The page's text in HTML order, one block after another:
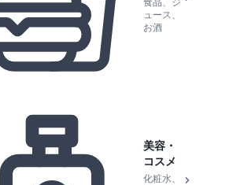
食品、ジ
ュース、
お酒
美容・
コスメ
化粧水、